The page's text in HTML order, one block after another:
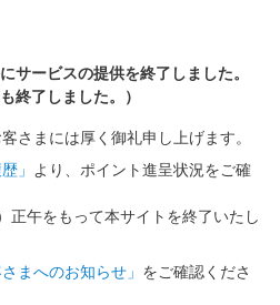
サービスの提供を終了しました。
終了しました。）
さまには厚く御礼申し上げます。
」
より、ポイント進呈状況をご確
正午をもって本サイトを終了いたし
さまへのお知らせ」 をご確認くださ